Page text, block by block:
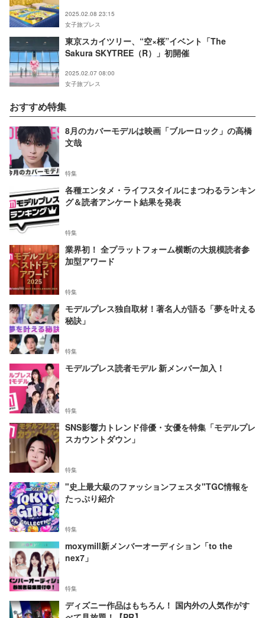
2025.02.08 23:15
女子旅プレス
東京スカイツリー、“空×桜”イベント「The
Sakura SKYTREE（R）」初開催
2025.02.07 08:00
女子旅プレス
おすすめ特集
8月のカバーモデルは映画「ブルーロック」の高橋
文哉
特集
各種エンタメ・ライフスタイルにまつわるランキン
グ＆読者アンケート結果を発表
特集
業界初！ 全プラットフォーム横断の大規模読者参
加型アワード
特集
モデルプレス独自取材！著名人が語る「夢を叶える
秘訣」
特集
モデルプレス読者モデル 新メンバー加入！
特集
SNS影響力トレンド俳優・女優を特集「モデルプレ
スカウントダウン」
特集
"史上最大級のファッションフェスタ"TGC情報を
たっぷり紹介
特集
moxymill新メンバーオーディション「to the
nex7」
特集
ディズニー作品はもちろん！ 国内外の人気作がす